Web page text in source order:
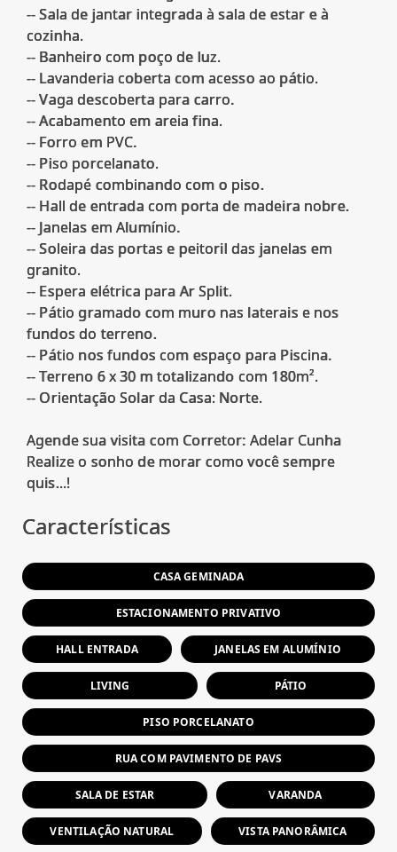
-- Sala de jantar integrada à sala de estar e à
cozinha.
-- Banheiro com poço de luz.
-- Lavanderia coberta com acesso ao pátio.
-- Vaga descoberta para carro.
-- Acabamento em areia fina.
-- Forro em PVC.
-- Piso porcelanato.
-- Rodapé combinando com o piso.
-- Hall de entrada com porta de madeira nobre.
-- Janelas em Alumínio.
-- Soleira das portas e peitoril das janelas em
granito.
-- Espera elétrica para Ar Split.
-- Pátio gramado com muro nas laterais e nos
fundos do terreno.
-- Pátio nos fundos com espaço para Piscina.
-- Terreno 6 x 30 m totalizando com 180m².
-- Orientação Solar da Casa: Norte.
Agende sua visita com Corretor: Adelar Cunha
Realize o sonho de morar como você sempre
Características
CASA GEMINADA
ESTACIONAMENTO PRIVATIVO
HALL ENTRADA JANELAS EM ALUMÍNIO
LIVING PÁTIO
PISO PORCELANATO
RUA COM PAVIMENTO DE PAVS
SALA DE ESTAR VARANDA
VENTILAÇÃO NATURAL VISTA PANORÂMICA